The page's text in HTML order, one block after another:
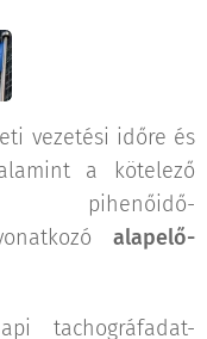
vezetési időre és
a kötelező
alapelő­
tachográfadat-